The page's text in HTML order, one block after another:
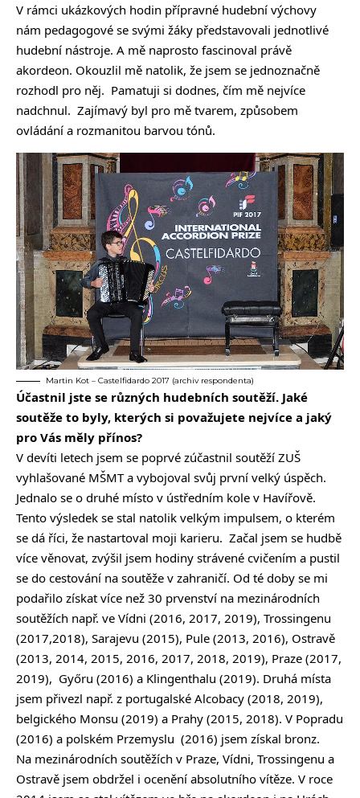
V rámci ukázkových hodin přípravné hudební výchovy
nám pedagogové se svými žáky představovali jednotlivé
hudební nástroje. A mě naprosto fascinoval právě
akordeon. Okouzlil mě natolik, že jsem se jednoznačně
rozhodl pro něj. Pamatuji si dodnes, čím mě nejvíce
nadchnul. Zajímavý byl pro mě tvarem, způsobem
ovládání a rozmanitou barvou tónů.
Martin Kot – Castelfidardo 2017 (archiv respondenta)
Účastnil jste se různých hudebních soutěží. Jaké
soutěže to byly, kterých si považujete nejvíce a jaký
pro Vás měly přínos?
V devíti letech jsem se poprvé zúčastnil soutěží ZUŠ
vyhlašované MŠMT a vybojoval svůj první velký úspěch.
Jednalo se o druhé místo v ústředním kole v Havířově.
Tento výsledek se stal natolik velkým impulsem, o kterém
se dá říci, že nastartoval moji karieru. Začal jsem se hudbě
více věnovat, zvýšil jsem hodiny strávené cvičením a pustil
se do cestování na soutěže v zahraničí. Od té doby se mi
podařilo získat více než 30 prvenství na mezinárodních
soutěžích např. ve Vídni (2016, 2017, 2019), Trossingenu
(2017,2018), Sarajevu (2015), Pule (2013, 2016), Ostravě
(2013, 2014, 2015, 2016, 2017, 2018, 2019), Praze (2017,
2019), Győru (2016) a Klingenthalu (2019). Druhá místa
jsem přivezl např. z portugalské Alcobacy (2018, 2019),
belgického Monsu (2019) a Prahy (2015, 2018). V Popradu
(2016) a polském Przemyslu (2016) jsem získal bronz.
Na mezinárodních soutěžích v Praze, Vídni, Trossingenu a
Ostravě jsem obdržel i ocenění absolutního vítěze. V roce